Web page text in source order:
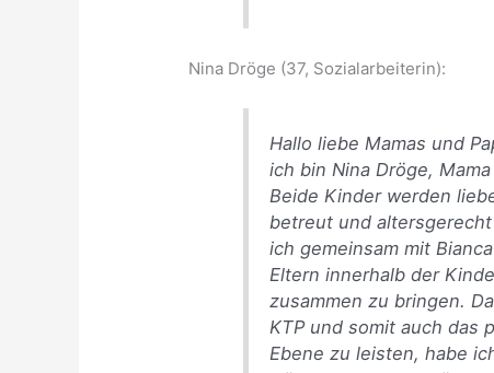
Nina Dröge (37, Sozialarbeiterin):
Hallo liebe Mamas und
ich bin Nina Dröge,
Beide Kinder werden
betreut und
ich gemeinsam mit
Eltern innerhalb der
zusammen zu bringen.
KTP und somit auch das
Ebene zu leisten, habe